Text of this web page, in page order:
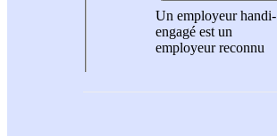
Un employeur handi-
engagé est un
employeur reconnu